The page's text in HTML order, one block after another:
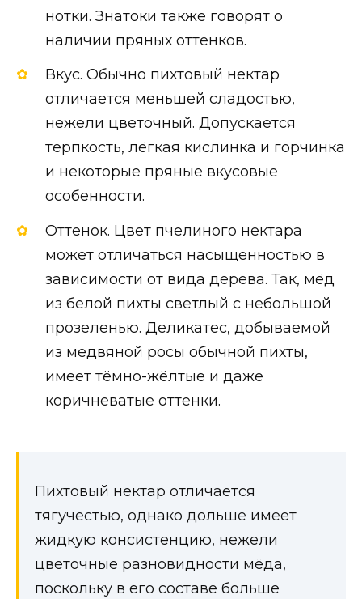
нотки. Знатоки также говорят о
наличии пряных оттенков.
Вкус. Обычно пихтовый нектар
отличается меньшей сладостью,
нежели цветочный. Допускается
терпкость, лёгкая кислинка и горчинка
и некоторые пряные вкусовые
особенности.
Оттенок. Цвет пчелиного нектара
может отличаться насыщенностью в
зависимости от вида дерева. Так, мёд
из белой пихты светлый с небольшой
прозеленью. Деликатес, добываемой
из медвяной росы обычной пихты,
имеет тёмно-жёлтые и даже
коричневатые оттенки.
Пихтовый нектар отличается
тягучестью, однако дольше имеет
жидкую консистенцию, нежели
цветочные разновидности мёда,
поскольку в его составе больше